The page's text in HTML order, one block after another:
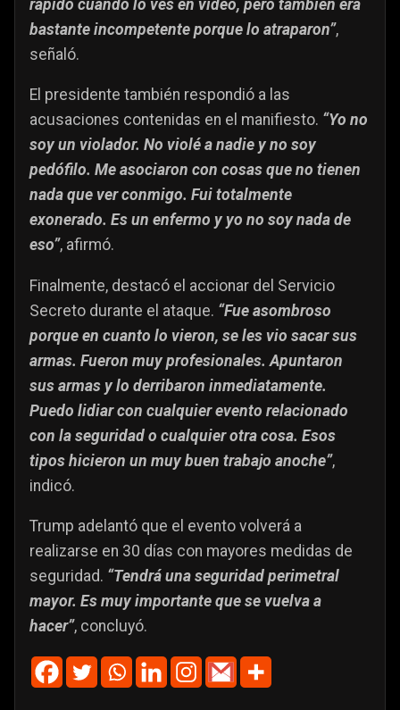
rápido cuando lo ves en vídeo, pero también era
bastante incompetente porque lo atraparon”,
señaló.
El presidente también respondió a las
acusaciones contenidas en el manifiesto. “Yo no
soy un violador. No violé a nadie y no soy
pedófilo. Me asociaron con cosas que no tienen
nada que ver conmigo. Fui totalmente
exonerado. Es un enfermo y yo no soy nada de
eso”, afirmó.
Finalmente, destacó el accionar del Servicio
Secreto durante el ataque. “Fue asombroso
porque en cuanto lo vieron, se les vio sacar sus
armas. Fueron muy profesionales. Apuntaron
sus armas y lo derribaron inmediatamente.
Puedo lidiar con cualquier evento relacionado
con la seguridad o cualquier otra cosa. Esos
tipos hicieron un muy buen trabajo anoche”,
indicó.
Trump adelantó que el evento volverá a
realizarse en 30 días con mayores medidas de
seguridad. “Tendrá una seguridad perimetral
mayor. Es muy importante que se vuelva a
hacer”, concluyó.